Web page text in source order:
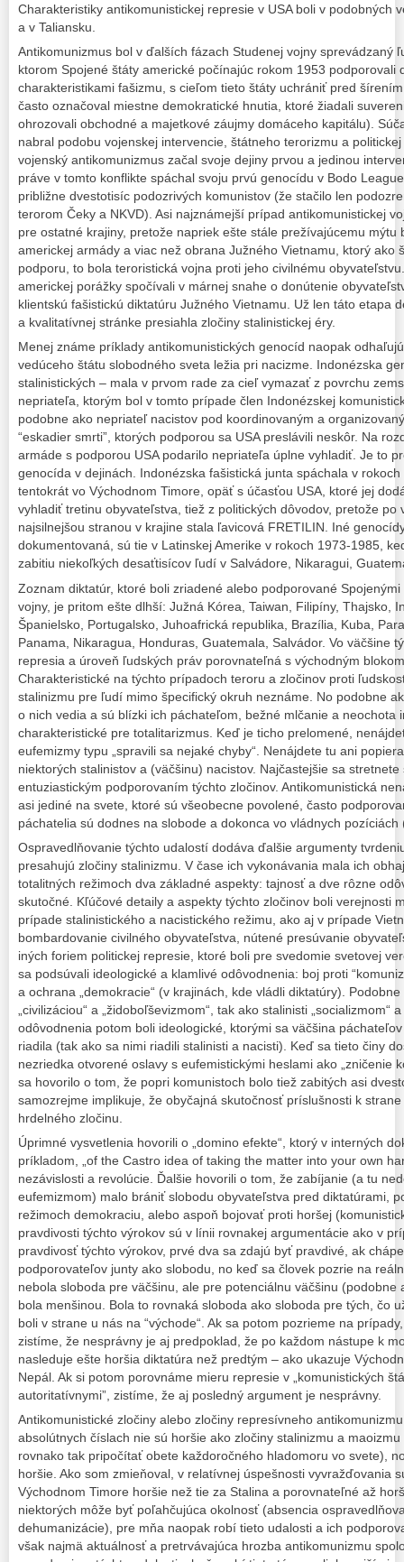
Charakteristiky antikomunistickej represie v USA boli v podobných
a v Taliansku.
Antikomunizmus bol v ďalších fázach Studenej vojny sprevádzaný
ktorom Spojené štáty americké počínajúc rokom 1953 podporovali
charakteristikami fašizmu, s cieľom tieto štáty uchrániť pred
často označoval miestne demokratické hnutia, ktoré žiadali
ohrozovali obchodné a majetkové záujmy domáceho kapitálu).
nabral podobu vojenskej intervencie, štátneho terorizmu a
vojenský antikomunizmus začal svoje dejiny prvou a jedinou
práve v tomto konflikte spáchal svoju prvú genocídu v Bodo
približne dvestotisíc podozrivých komunistov (že stačilo len
terorom Čeky a NKVD). Asi najznámejší prípad antikomunistickej
pre ostatné krajiny, pretože napriek ešte stále prežívajúcemu
americkej armády a viac než obrana Južného Vietnamu, ktorý ako
podporu, to bola teroristická vojna proti jeho civilnému
americkej porážky spočívali v márnej snahe o donútenie
klientskú fašistickú diktatúru Južného Vietnamu. Už len táto etapa
a kvalitatívnej stránke presiahla zločiny stalinistickej éry.
Menej známe príklady antikomunistických genocíd naopak
vedúceho štátu slobodného sveta ležia pri nacizme. Indonézska
stalinistických – mala v prvom rade za cieľ vymazať z povrchu
nepriateľa, ktorým bol v tomto prípade člen Indonézskej
podobne ako nepriateľ nacistov pod koordinovaným a
“eskadier smrti”, ktorých podporou sa USA preslávili neskôr. Na
armáde s podporou USA podarilo nepriateľa úplne vyhladiť. Je to
genocída v dejinách. Indonézska fašistická junta spáchala v
tentokrát vo Východnom Timore, opäť s účasťou USA, ktoré jej
vyhladiť tretinu obyvateľstva, tiež z politických dôvodov, pretože po
najsilnejšou stranou v krajine stala ľavicová FRETILIN. Iné
dokumentovaná, sú tie v Latinskej Amerike v rokoch 1973-1985,
zabitiu niekoľkých desaťtisícov ľudí v Salvádore, Nikaragui,
Zoznam diktatúr, ktoré boli zriadené alebo podporované
vojny, je pritom ešte dlhší: Južná Kórea, Taiwan, Filipíny, Thajsko,
Španielsko, Portugalsko, Juhoafrická republika, Brazília, Kuba,
Panama, Nikaragua, Honduras, Guatemala, Salvádor. Vo väčšine
represia a úroveň ľudských práv porovnateľná s východným
Charakteristické na týchto prípadoch teroru a zločinov proti
stalinizmu pre ľudí mimo špecifický okruh neznáme. No podobne
o nich vedia a sú blízki ich páchateľom, bežné mlčanie a neochota
charakteristické pre totalitarizmus. Keď je ticho prelomené,
eufemizmy typu „spravili sa nejaké chyby“. Nenájdete tu ani
niektorých stalinistov a (väčšinu) nacistov. Najčastejšie sa
entuziastickým podporovaním týchto zločinov. Antikomunistická
asi jediné na svete, ktoré sú všeobecne povolené, často
páchatelia sú dodnes na slobode a dokonca vo vládnych pozíciách
Ospravedlňovanie týchto udalostí dodáva ďalšie argumenty
presahujú zločiny stalinizmu. V čase ich vykonávania mala ich
totalitných režimoch dva základné aspekty: tajnosť a dve rôzne
skutočné. Kľúčové detaily a aspekty týchto zločinov boli verejnosti
prípade stalinistického a nacistického režimu, ako aj v prípade
bombardovanie civilného obyvateľstva, nútené presúvanie
iných foriem politickej represie, ktoré boli pre svedomie svetovej
sa podsúvali ideologické a klamlivé odôvodnenia: boj proti
a ochrana „demokracie“ (v krajinách, kde vládli diktatúry).
„civilizáciou“ a „židoboľševizmom“, tak ako stalinisti „socializmom“
odôvodnenia potom boli ideologické, ktorými sa väčšina
riadila (tak ako sa nimi riadili stalinisti a nacisti). Keď sa tieto činy
nezriedka otvorené oslavy s eufemistickými heslami ako „zničenie
sa hovorilo o tom, že popri komunistoch bolo tiež zabitých asi
samozrejme implikuje, že obyčajná skutočnosť príslušnosti k
hrdelného zločinu.
Úprimné vysvetlenia hovorili o „domino efekte“, ktorý v interných
príkladom, „of the Castro idea of taking the matter into your own
nezávislosti a revolúcie. Ďalšie hovorili o tom, že zabíjanie (a tu
eufemizmom) malo brániť slobodu obyvateľstva pred diktatúrami,
režimoch demokraciu, alebo aspoň bojovať proti horšej
pravdivosti týchto výrokov sú v línii rovnakej argumentácie ako v
pravdivosť týchto výrokov, prvé dva sa zdajú byť pravdivé, ak
podporovateľov junty ako slobodu, no keď sa človek pozrie na
nebola sloboda pre väčšinu, ale pre potenciálnu väčšinu (podobne
bola menšinou. Bola to rovnaká sloboda ako sloboda pre tých, čo
boli v strane u nás na “východe“. Ak sa potom pozrieme na
zistíme, že nesprávny je aj predpoklad, že po každom nástupe k
nasleduje ešte horšia diktatúra než predtým – ako ukazuje
Nepál. Ak si potom porovnáme mieru represie v „komunistických
autoritatívnymi”, zistíme, že aj posledný argument je nesprávny.
Antikomunistické zločiny alebo zločiny represívneho
absolútnych číslach nie sú horšie ako zločiny stalinizmu a
rovnako tak pripočítať obete každoročného hladomoru vo svete),
horšie. Ako som zmieňoval, v relatívnej úspešnosti vyvražďovania
Východnom Timore horšie než tie za Stalina a porovnateľné až
niektorých môže byť poľahčujúca okolnosť (absencia
dehumanizácie), pre mňa naopak robí tieto udalosti a ich
však najmä aktuálnosť a pretrvávajúca hrozba antikomunizmu